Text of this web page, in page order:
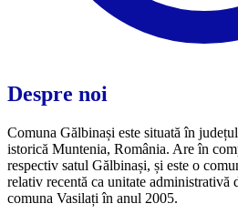
Despre noi
Comuna Gălbinași este situată în
istorică Muntenia, România. Are în
respectiv satul Gălbinași, și este o
relativ recentă ca unitate administrativă
comuna Vasilați în anul 2005.